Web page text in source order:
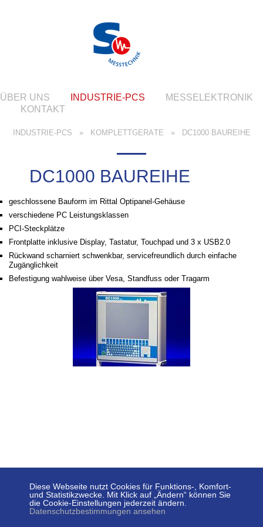
ÜBER UNS INDUSTRIE-PCS
MESSELEKTRONIK
KONTAKT
INDUSTRIE-PCS » KOMPLETTGERÄTE » DC1000 BAUREIHE
DC1000 BAUREIHE
geschlossene Bauform im Rittal Optipanel-Gehäuse
verschiedene PC Leistungsklassen
PCI-Steckplätze
Frontplatte inklusive Display, Tastatur, Touchpad und 3 x USB2.0
Rückwand scharniert schwenkbar, servicefreundlich durch einfache
Zugänglichkeit
Befestigung wahlweise über Vesa, Standfuss oder Tragarm
MESSTECHNIK SACHS GMBH
SIECHENFELDSTRASSE 30/1 . 73614 SCHORNDORF
TELEFON +49 (0) 7181 26935 0
Diese Webseite nutzt Cookies für Funktions-, Komfort-
und Statistikzwecke. Mit Klick auf „Ändern“ können Sie
die Cookie-Einstellungen jederzeit ändern.
Datenschutzbestimmungen ansehen